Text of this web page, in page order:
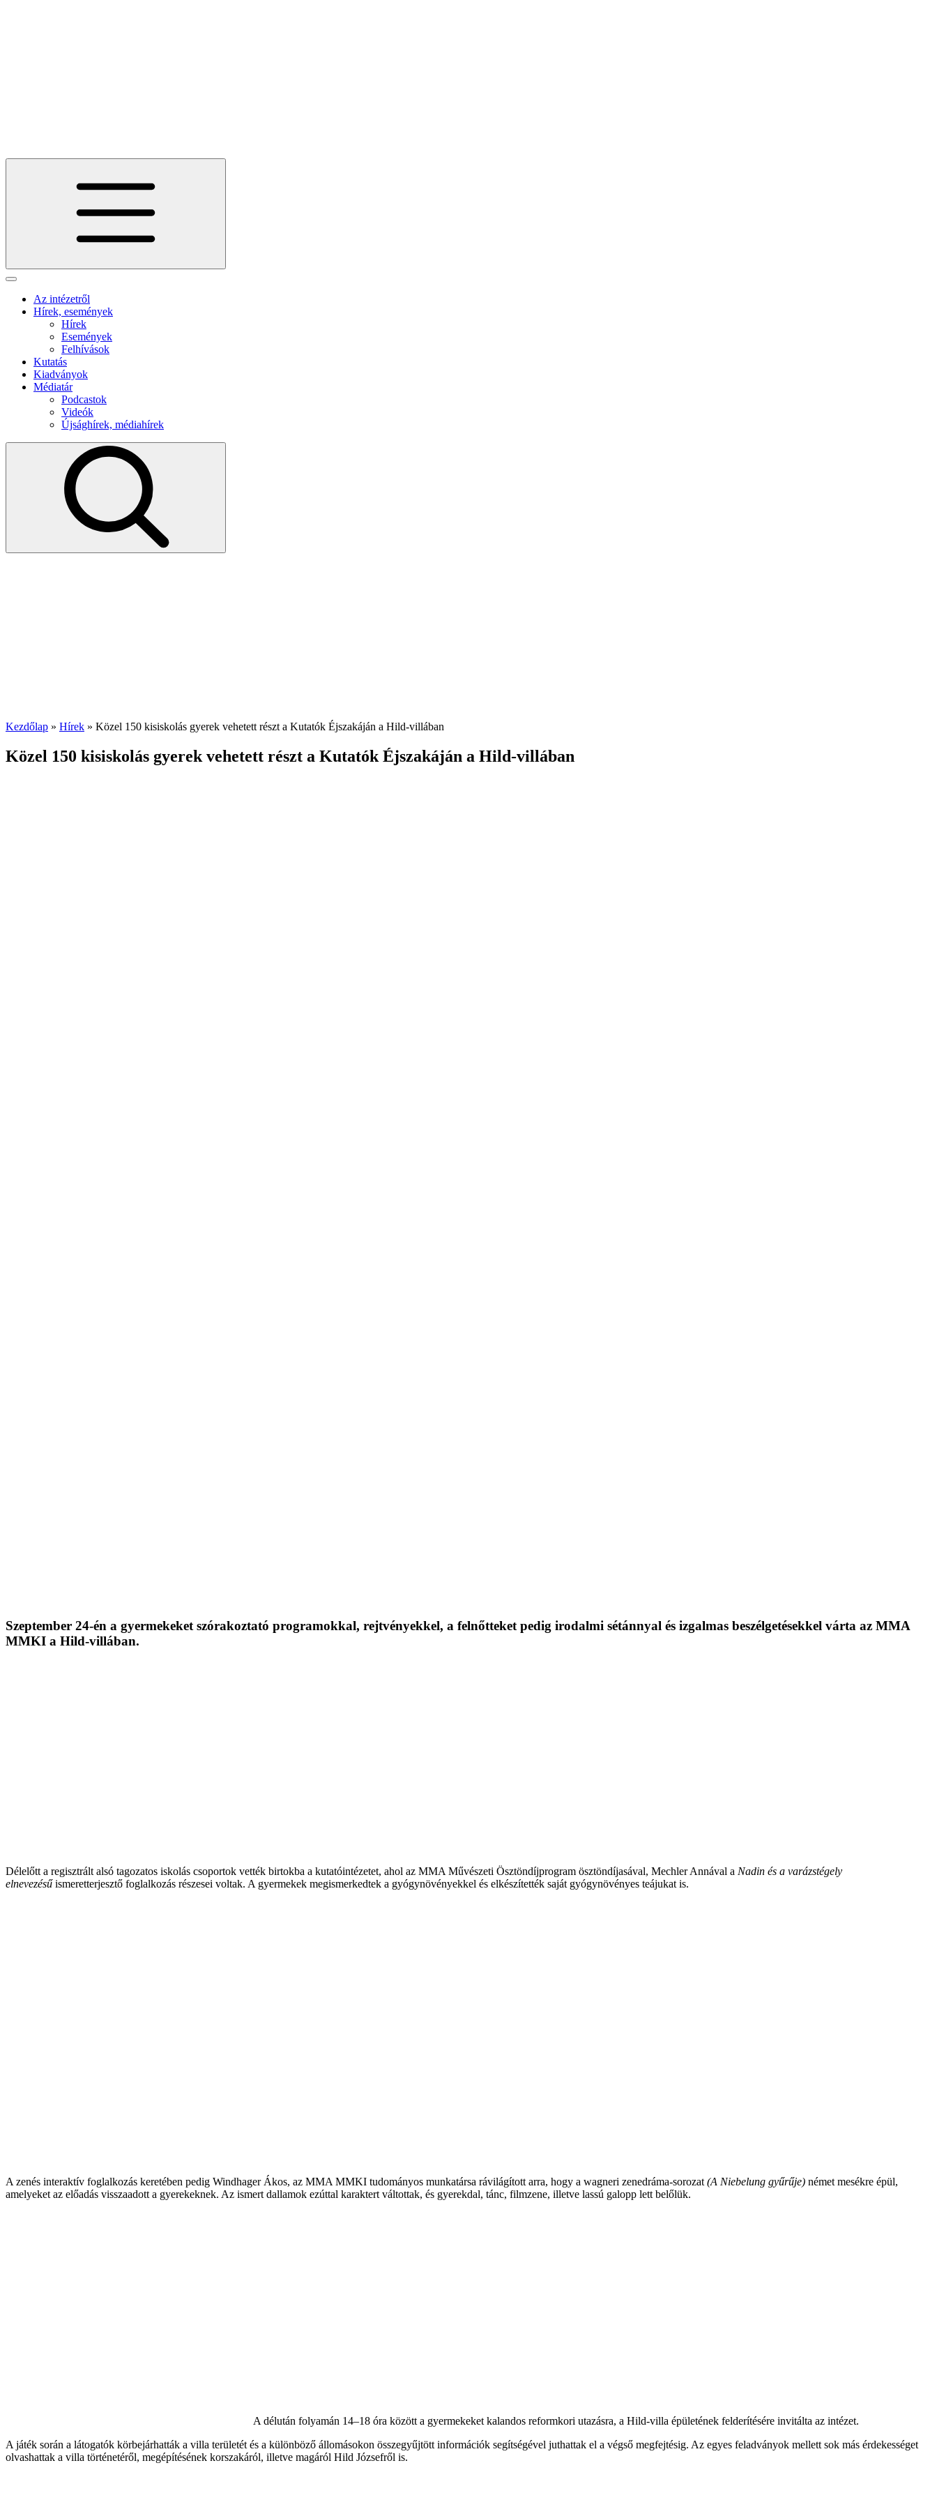
Az intézetről
Hírek, események
Hírek
Események
Felhívások
Kutatás
Kiadványok
Médiatár
Podcastok
Videók
Újsághírek, médiahírek
Kezdőlap » Hírek » Közel 150 kisiskolás gyerek vehetett részt a Kutatók Éjszakáján a Hild-villában
Közel 150 kisiskolás gyerek vehetett részt a Kutatók Éjszakáján a Hild-villában
Szeptember 24-én a gyermekeket szórakoztató programokkal, rejtvényekkel, a felnőtteket pedig irodalmi sétánnyal és izgalmas beszélgetésekkel várta az MMA
MMKI a Hild-villában.
Délelőtt a regisztrált alsó tagozatos iskolás csoportok vették birtokba a kutatóintézetet, ahol az MMA Művészeti Ösztöndíjprogram ösztöndíjasával, Mechler Annával a Nadin és a varázstégely
elnevezésűismeretterjesztő foglalkozás részesei voltak. A gyermekek megismerkedtek a gyógynövényekkel és elkészítették saját gyógynövényes teájukat is.
A zenés interaktív foglalkozás keretében pedig Windhager Ákos, az MMA MMKI tudományos munkatársa rávilágított arra, hogy a wagneri zenedráma-sorozat (A Niebelung gyűrűje) német mesékre épül,
amelyeket az előadás visszaadott a gyerekeknek. Az ismert dallamok ezúttal karaktert váltottak, és gyerekdal, tánc, filmzene, illetve lassú galopp lett belőlük.
A délután folyamán 14–18 óra között a gyermekeket kalandos reformkori utazásra, a Hild-villa épületének felderítésére invitálta az intézet.
A játék során a látogatók körbejárhatták a villa területét és a különböző állomásokon összegyűjtött információk segítségével juthattak el a végső megfejtésig. Az egyes feladványok mellett sok más érdekességet
olvashattak a villa történetéről, megépítésének korszakáról, illetve magáról Hild Józsefről is.